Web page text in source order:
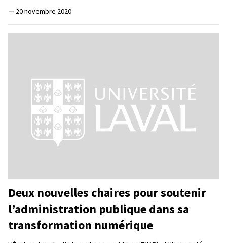
— 20 novembre 2020
Deux nouvelles chaires pour soutenir
l’administration publique dans sa
transformation numérique